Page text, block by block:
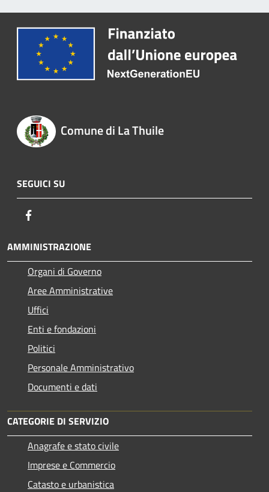
Comune di La Thuile
SEGUICI SU
AMMINISTRAZIONE
Organi di Governo
Aree Amministrative
Uffici
Enti e fondazioni
Politici
Personale Amministrativo
Documenti e dati
CATEGORIE DI SERVIZIO
Anagrafe e stato civile
Imprese e Commercio
Catasto e urbanistica